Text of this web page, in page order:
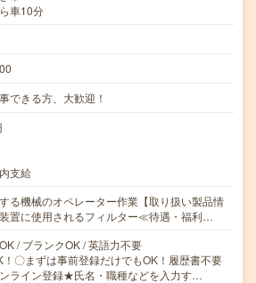
車10分
できる方、大歓迎！
支給
る機械のオペレーター作業【取り扱い製品情
置に使用されるフィルター≪待遇・福利…
/ ブランクOK / 英語力不要
〇まずは事前登録だけでもOK！履歴書不要
ライン登録★氏名・職種などを入力す…